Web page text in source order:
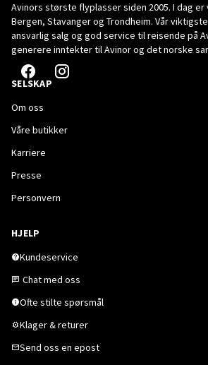
Avinors største flyplasser siden 2005. I dag
Bergen, Stavanger og Trondheim. Vår
ansvarlig salg og god service til reisende på
generere inntekter til Avinor og det norske
SELSKAP
Om oss
Våre butikker
Karriere
Presse
Personvern
HJELP
Kundeservice
Chat med oss
Ofte stilte spørsmål
Klager & returer
Send oss en epost